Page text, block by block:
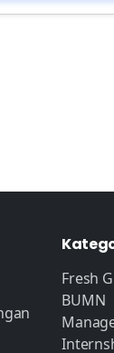
Fresh
BUMN